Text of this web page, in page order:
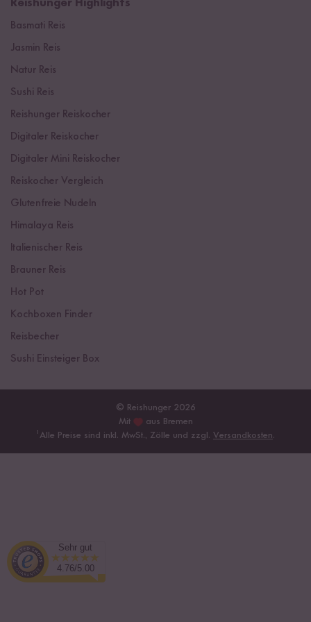
Reishunger Highlights
Basmati Reis
Jasmin Reis
Natur Reis
Sushi Reis
Reishunger Reiskocher
Digitaler Reiskocher
Digitaler Mini Reiskocher
Reiskocher Vergleich
Glutenfreie Nudeln
Himalaya Reis
Italienischer Reis
Brauner Reis
Hot Pot
Kochboxen Finder
Reisbecher
Sushi Einsteiger Box
© Reishunger 2026
Mit
aus Bremen
¹Alle Preise sind inkl. MwSt., Zölle und zzgl. Versandkosten.
Sehr gut
4.76/5.00